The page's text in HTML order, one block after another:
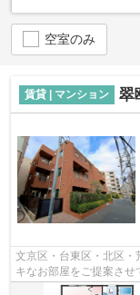
空室のみ
賃貸 | マンション 翠
文京区・台東区・北区・
キなお部屋をご提案さ
フがお部屋探しのサポー